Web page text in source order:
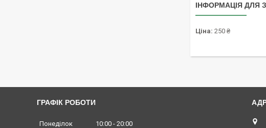
ІНФОРМАЦІЯ ДЛЯ
Ціна: 250 ₴
ГРАФІК РОБОТИ
Понеділок 10:00
20:00